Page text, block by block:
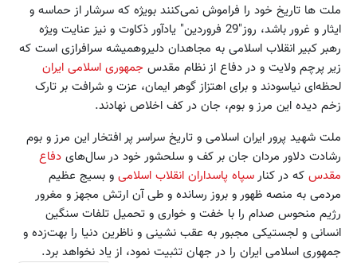
ملت ها تاریخ خود را فراموش نمی‌کنند بویژه که سرشار از حماسه و
ایثار و غرور باشد، روز"29 فروردین" یادآور ذکاوت و نیز عنایت ویژه
رهبر کبیر انقلاب اسلامی به مجاهدان دلیروهمیشه سرافرازی است که
زیر پرچم ولایت و در دفاع از نظام مقدس جمهوری اسلامی ایران
لحظه‌ای نیاسودند و برای اهتزاز گوهر ایمان، عزت و شرافت بر تارک
زخم دیده این مرز و بوم، جان در کف اخلاص نهادند.
ملت شهید پرور ایران اسلامی و تاریخ سراسر پر افتخار این مرز و بوم
رشادت دلاور مردان جان بر کف و سلحشور خود در سال‌های دفاع
مقدس که در کنارسپاه پاسداران انقلاب اسلامی و بسیج عظیم
مردمی به منصه ظهور و بروز رسانده و طی آن ارتش مجهز و مغرور
رژیم منحوس صدام را با خفت و خواری و تحمیل تلفات سنگین
انسانی و لجستیکی مجبور به عقب نشینی و ناظرین دنیا را بهت‌زده و
جمهوری اسلامی ایران را در جهان تثبیت نمود، از یاد نخواهد برد.